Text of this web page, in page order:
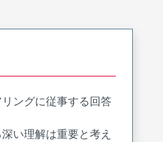
ングに従事する回答
い理解は重要と考え